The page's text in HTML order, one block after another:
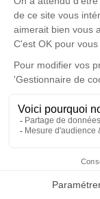
Faire-
disponible ici.
Cérémonie
Cimetière
89140